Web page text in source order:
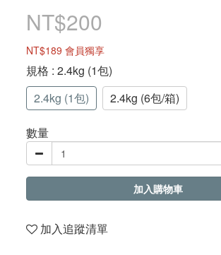
NT$200
NT$189 會員獨享
規格 : 2.4kg (1包)
2.4kg (1包)
2.4kg (6包/箱)
數量
加入購物車
加入追蹤清單